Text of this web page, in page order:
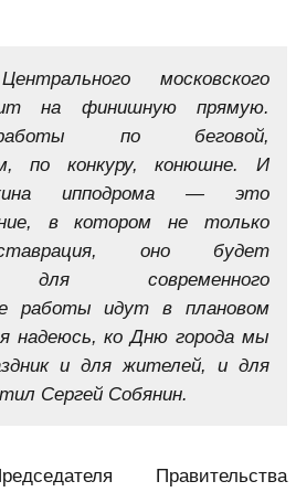
московского
на финишную прямую.
работы по беговой,
по конкуру, конюшне. И
ипподрома — это
в котором не только
оно будет
для современного
работы идут в плановом
надеюсь, ко Дню города мы
и для жителей, и для
Сергей Собянин.
Правительства